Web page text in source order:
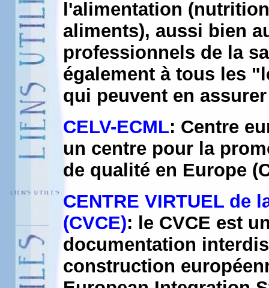
l'alimentation
aliments), aussi bien
professionnels de la
également à tous les
qui peuvent en
CELV-ECML: Centre
un centre pour la
de qualité en Europe
CENTRE VIRTUEL de
(CVCE): le CVCE est
documentation
construction